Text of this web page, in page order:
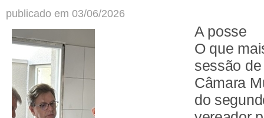
publicado em 03/06/2026
A posse
O que
sessão
Câmara
do